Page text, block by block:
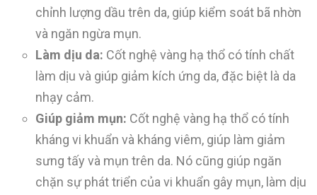
chỉnh lượng dầu trên da, giúp kiểm soát bã nhờn
và ngăn ngừa mụn.
Làm dịu da: Cốt nghệ vàng hạ thổ có tính chất
làm dịu và giúp giảm kích ứng da, đặc biệt là da
nhạy cảm.
Giúp giảm mụn: Cốt nghệ vàng hạ thổ có tính
kháng vi khuẩn và kháng viêm, giúp làm giảm
sưng tấy và mụn trên da. Nó cũng giúp ngăn
chặn sự phát triển của vi khuẩn gây mụn, làm dịu